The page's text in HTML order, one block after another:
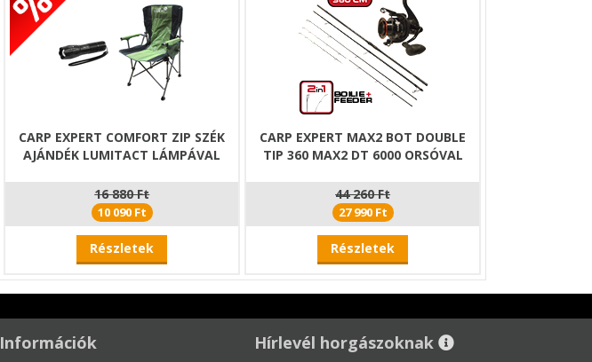
CARP EXPERT COMFORT ZIP SZÉK
AJÁNDÉK LUMITACT LÁMPÁVAL
16 880 Ft
10 090 Ft
Részletek
CARP EXPERT MAX2 BOT DOUBLE
TIP 360 MAX2 DT 6000 ORSÓVAL
44 260 Ft
27 990 Ft
Részletek
Információk Hírlevél horgászoknak